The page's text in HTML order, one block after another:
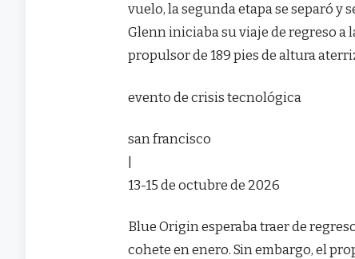
vuelo, la segunda etapa se separó
Glenn iniciaba su viaje de regreso a
propulsor de 189 pies de altura
evento de crisis tecnológica
san francisco
|
13-15 de octubre de 2026
Blue Origin esperaba traer de
cohete en enero. Sin embargo, el